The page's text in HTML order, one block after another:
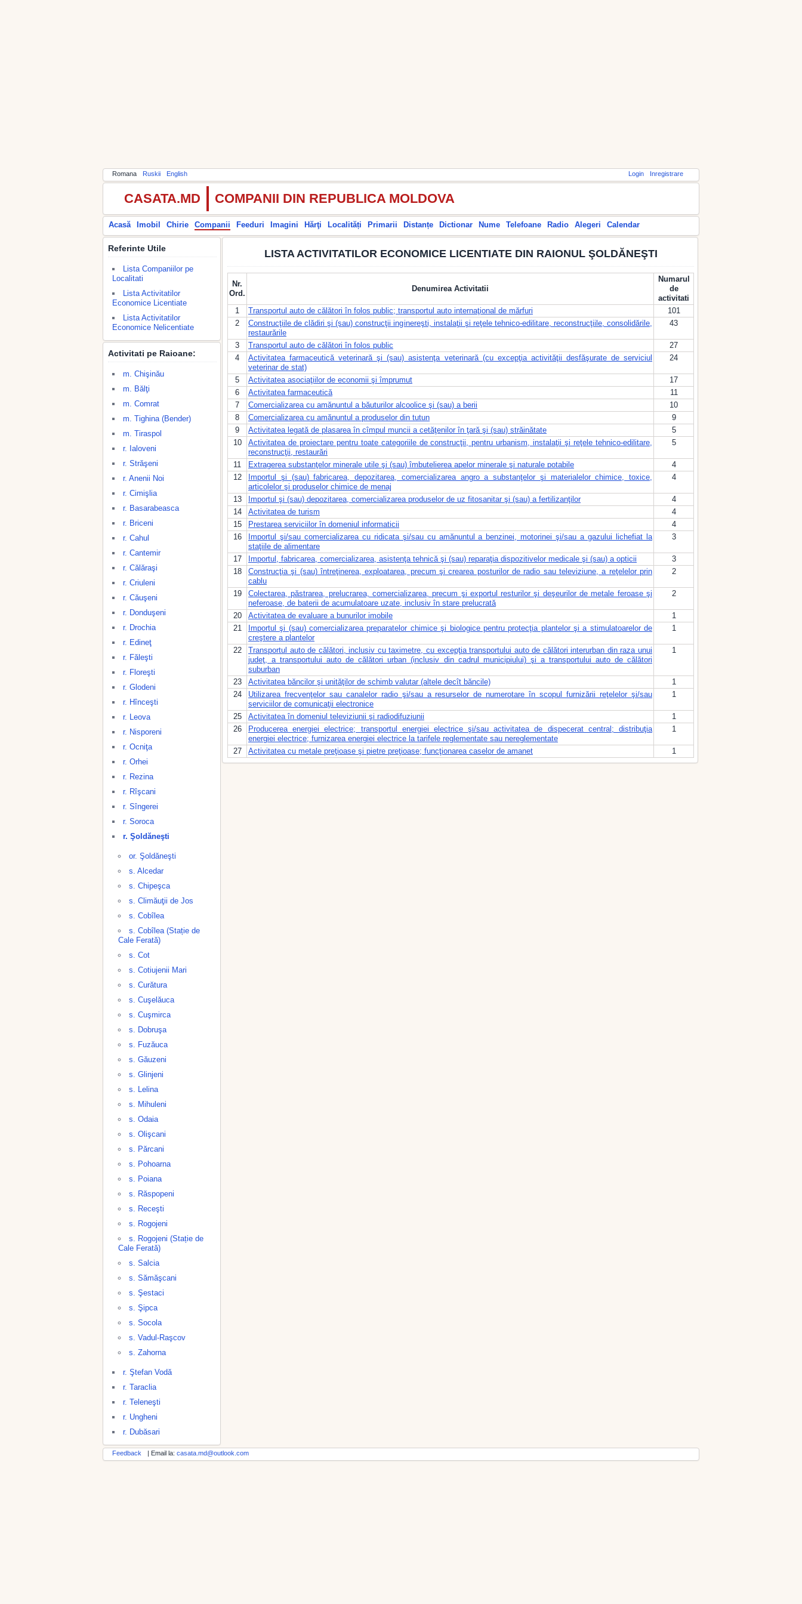
Romana Ruskii English Login Inregistrare
CASATA.MD COMPANII DIN REPUBLICA MOLDOVA
Acasă Imobil Chirie Companii Feeduri Imagini Hărţi Localități Primarii Distanțe Dictionar Nume Telefoane Radio Alegeri Calendar
Referinte Utile
Lista Companiilor pe
Localitati
Lista Activitatilor
Economice Licentiate
Lista Activitatilor
Economice Nelicentiate
Activitati pe Raioane:
m. Chişinău
m. Bălţi
m. Comrat
m. Tighina (Bender)
m. Tiraspol
r. Ialoveni
r. Străşeni
r. Anenii Noi
r. Cimişlia
r. Basarabeasca
r. Briceni
r. Cahul
r. Cantemir
r. Călăraşi
r. Criuleni
r. Căuşeni
r. Donduşeni
r. Drochia
r. Edineţ
r. Făleşti
r. Floreşti
r. Glodeni
r. Hînceşti
r. Leova
r. Nisporeni
r. Ocniţa
r. Orhei
r. Rezina
r. Rîşcani
r. Sîngerei
r. Soroca
r. Şoldăneşti
or. Şoldăneşti
s. Alcedar
s. Chipeşca
s. Climăuţii de Jos
s. Cobîlea
s. Cobîlea (Stație de
Cale Ferată)
s. Cot
s. Cotiujenii Mari
s. Curătura
s. Cuşelăuca
s. Cuşmirca
s. Dobruşa
s. Fuzăuca
s. Găuzeni
s. Glinjeni
s. Lelina
s. Mihuleni
s. Odaia
s. Olişcani
s. Părcani
s. Pohoarna
s. Poiana
s. Răspopeni
s. Receşti
s. Rogojeni
s. Rogojeni (Stație de
Cale Ferată)
s. Salcia
s. Sămăşcani
s. Şestaci
s. Şipca
s. Socola
s. Vadul-Raşcov
s. Zahorna
r. Ştefan Vodă
r. Taraclia
r. Teleneşti
r. Ungheni
r. Dubăsari
LISTA ACTIVITATILOR ECONOMICE LICENTIATE DIN RAIONUL ŞOLDĂNEŞTI
Nr.
Ord.
Denumirea Activitatii
Numarul
de
activitati
1
Transportul auto de călători în folos public; transportul auto internaţional de mărfuri
101
2
Construcţiile de clădiri şi (sau) construcţii inginereşti, instalaţii şi reţele tehnico-edilitare, reconstrucţiile, consolidările,
restaurările
43
3 Transportul auto de călători în folos public
27
4
Activitatea farmaceutică veterinară şi (sau) asistenţa veterinară (cu excepţia activităţii desfăşurate de serviciul
veterinar de stat)
24
5 Activitatea asociaţiilor de economii şi împrumut
17
6
Activitatea farmaceutică
11
7
Comercializarea cu amănuntul a băuturilor alcoolice şi (sau) a berii
10
8
Comercializarea cu amănuntul a produselor din tutun
9
9
Activitatea legată de plasarea în cîmpul muncii a cetăţenilor în ţară şi (sau) străinătate
5
10
Activitatea de proiectare pentru toate categoriile de construcţii, pentru urbanism, instalaţii şi reţele tehnico-edilitare,
reconstrucţii, restaurări
5
11 Extragerea substanţelor minerale utile şi (sau) îmbutelierea apelor minerale şi naturale potabile
4
12
Importul şi (sau) fabricarea, depozitarea, comercializarea angro a substanţelor şi materialelor chimice, toxice,
articolelor şi produselor chimice de menaj
4
13 Importul şi (sau) depozitarea, comercializarea produselor de uz fitosanitar şi (sau) a fertilizanţilor
4
14
Activitatea de turism
4
15
Prestarea serviciilor în domeniul informaticii
4
16
Importul şi/sau comercializarea cu ridicata şi/sau cu amănuntul a benzinei, motorinei şi/sau a gazului lichefiat la
staţiile de alimentare
3
17 Importul, fabricarea, comercializarea, asistenţa tehnică şi (sau) reparaţia dispozitivelor medicale şi (sau) a opticii
3
18
Construcţia şi (sau) întreţinerea, exploatarea, precum şi crearea posturilor de radio sau televiziune, a reţelelor prin
cablu
2
19
Colectarea, păstrarea, prelucrarea, comercializarea, precum şi exportul resturilor şi deşeurilor de metale feroase şi
neferoase, de baterii de acumulatoare uzate, inclusiv în stare prelucrată
2
20 Activitatea de evaluare a bunurilor imobile
1
21
Importul şi (sau) comercializarea preparatelor chimice şi biologice pentru protecţia plantelor şi a stimulatoarelor de
creştere a plantelor
1
22
Transportul auto de călători, inclusiv cu taximetre, cu excepţia transportului auto de călători interurban din raza unui
judeţ, a transportului auto de călători urban (inclusiv din cadrul municipiului) şi a transportului auto de călători
suburban
1
23 Activitatea băncilor şi unităţilor de schimb valutar (altele decît băncile)
1
24
Utilizarea frecvenţelor sau canalelor radio şi/sau a resurselor de numerotare în scopul furnizării reţelelor şi/sau
serviciilor de comunicaţii electronice
1
25 Activitatea în domeniul televiziunii şi radiodifuziunii
1
26
Producerea energiei electrice; transportul energiei electrice şi/sau activitatea de dispecerat central; distribuţia
energiei electrice; furnizarea energiei electrice la tarifele reglementate sau nereglementate
1
27 Activitatea cu metale preţioase şi pietre preţioase; funcţionarea caselor de amanet 1
Feedback | Email la: casata.md@outlook.com